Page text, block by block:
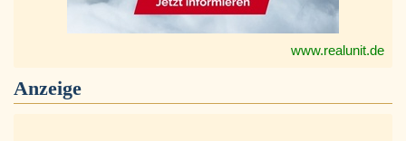
www.realunit.de
Anzeige